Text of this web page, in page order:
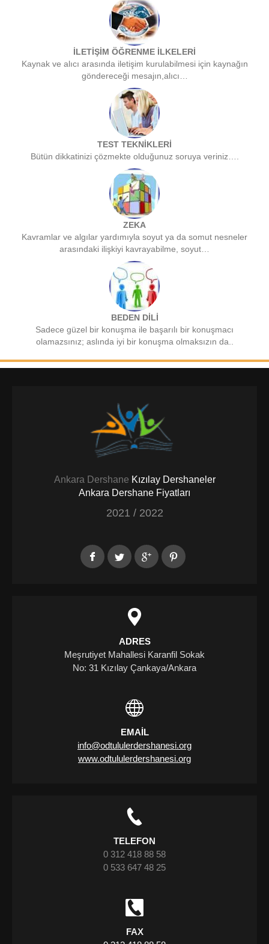
İLETİŞİM ÖĞRENME İLKELERİ
Kaynak ve alıcı arasında iletişim kurulabilmesi için kaynağın
göndereceği mesajın,alıcı…
TEST TEKNİKLERİ
Bütün dikkatinizi çözmekte olduğunuz soruya veriniz….
ZEKA
Kavramlar ve algılar yardımıyla soyut ya da somut nesneler
arasındaki ilişkiyi kavrayabilme, soyut…
BEDEN DİLİ
Sadece güzel bir konuşma ile başarılı bir konuşmacı
olamazsınız; aslında iyi bir konuşma olmaksızın da..
Ankara Dershane Kızılay Dershaneler
Ankara Dershane Fiyatları
2021 / 2022
ADRES
Meşrutiyet Mahallesi Karanfil Sokak
No: 31 Kızılay Çankaya/Ankara
EMAIL
info@odtululerdershanesi.org
www.odtululerdershanesi.org
TELEFON
0 312 418 88 58
0 533 647 48 25
FAX